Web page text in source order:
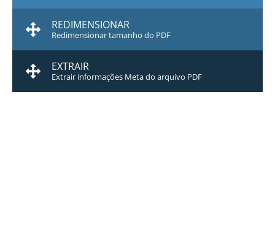
REDIMENSIONAR
Redimensionar tamanho do PDF
EXTRAIR
Extrair informações Meta do arquivo PDF